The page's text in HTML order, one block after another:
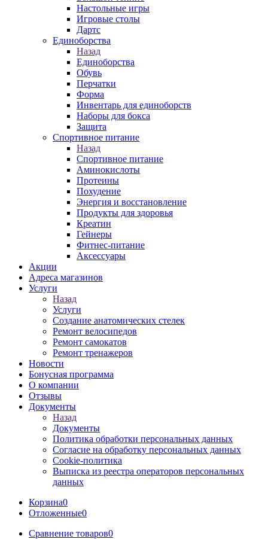
Настольные игры
Игровые столы
Дартс
Единоборства
Назад
Единоборства
Обувь
Перчатки
Форма
Инвентарь для единоборств
Наборы для бокса
Защита
Спортивное питание
Назад
Спортивное питание
Аминокислоты
Протеины
Похудение
Энергия и восстановление
Продукты для здоровья
Креатин
Гейнеры
Фитнес-питание
Аксессуары
Акции
Адреса магазинов
Услуги
Назад
Услуги
Создание анатомических стелек
Ремонт велосипедов
Ремонт самокатов
Ремонт тренажеров
Новости
Бонусная программа
О компании
Отзывы
Документы
Назад
Документы
Политика обработки персональных данных
Согласие на обработку персональных данных
Cookie-политика
Выписка из реестра операторов персональных
данных
Корзина0
Отложенные0
Сравнение товаров0